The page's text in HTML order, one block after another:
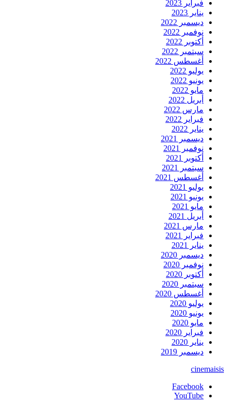
فبراير 2023
يناير 2023
ديسمبر 2022
نوفمبر 2022
أكتوبر 2022
سبتمبر 2022
أغسطس 2022
يوليو 2022
يونيو 2022
مايو 2022
أبريل 2022
مارس 2022
فبراير 2022
يناير 2022
ديسمبر 2021
نوفمبر 2021
أكتوبر 2021
سبتمبر 2021
أغسطس 2021
يوليو 2021
يونيو 2021
مايو 2021
أبريل 2021
مارس 2021
فبراير 2021
يناير 2021
ديسمبر 2020
نوفمبر 2020
أكتوبر 2020
سبتمبر 2020
أغسطس 2020
يوليو 2020
يونيو 2020
مايو 2020
فبراير 2020
يناير 2020
ديسمبر 2019
cinemaisis
Facebook
YouTube